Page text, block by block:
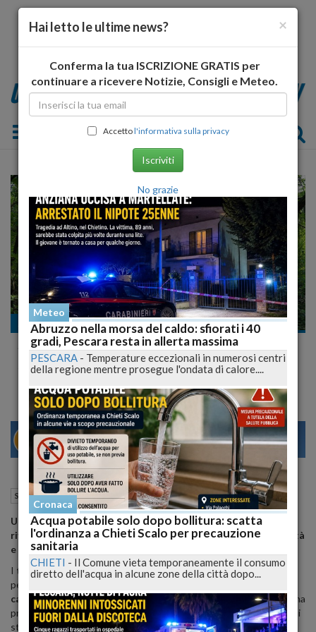
Toggle navigation
Scienze e web
Scopri quanto sei geloso: scegli un albero e
svela la verità!
MILANO 29 31
Scienze e web Milano (MI) 08 Febbraio 2025 10:22
Un semplice test visivo che, attraverso la scelta di un albero,
rivela il tuo livello digelosiae offre spunti sulla tuapersonalità
e sulle tuerelazioni
I test della personalitàsono strumenti affascinanti che
permettono di esplorare le diverse sfumature del nostro
carattere. Oltre a fornire una classificazione, essi incoraggiano una
profondariflessione interiore , aiutandoci a scoprire aspetti di noi
stessi spesso nascosti. Tra le emozioni più complesse, lagelosia
×
Hai letto le ultime news?
Conferma la tua ISCRIZIONE GRATIS per
continuare a ricevere Notizie, Consigli e Meteo.
Accettol'informativa sulla privacy
Iscriviti
No grazie
Meteo
Abruzzo nella morsa del caldo: sfiorati i 40
gradi, Pescara resta in allerta massima
PESCARA - Temperature eccezionali in numerosi centri
della regione mentre prosegue l'ondata di calore....
Cronaca
Acqua potabile solo dopo bollitura: scatta
l'ordinanza a Chieti Scalo per precauzione
sanitaria
CHIETI - Il Comune vieta temporaneamente il consumo
diretto dell'acqua in alcune zone della città dopo...